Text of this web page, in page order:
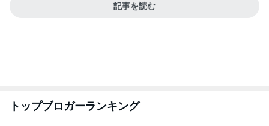
記事を読む
トップブロガーランキング